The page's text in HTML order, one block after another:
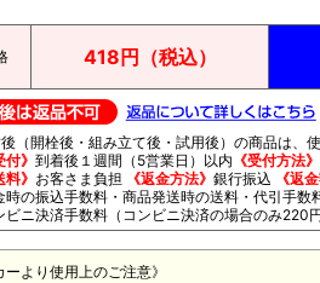
418円（税込）
（開栓後・組み立て後・試用後）の商品は、
付》 到着後１週間（5営業日）以内 《受付方法》
料》 お客さま負担 《返金方法》 銀行振込 《返
の振込手数料・商品発送時の送料・代引手数
ニ決済手数料（コンビニ決済の場合のみ220円
ーより使用上のご注意》